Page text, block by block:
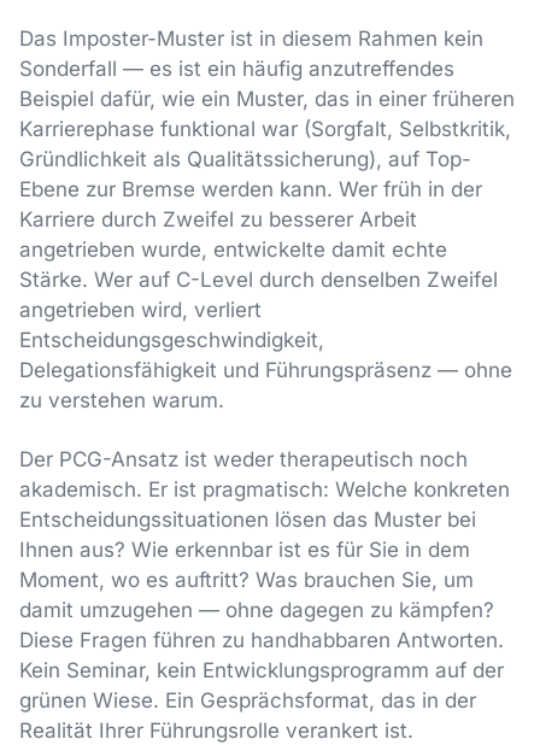
Das Imposter-Muster ist in diesem Rahmen kein
Sonderfall — es ist ein häufig anzutreffendes
Beispiel dafür, wie ein Muster, das in einer früheren
Karrierephase funktional war (Sorgfalt, Selbstkritik,
Gründlichkeit als Qualitätssicherung), auf Top-
Ebene zur Bremse werden kann. Wer früh in der
Karriere durch Zweifel zu besserer Arbeit
angetrieben wurde, entwickelte damit echte
Stärke. Wer auf C-Level durch denselben Zweifel
angetrieben wird, verliert
Entscheidungsgeschwindigkeit,
Delegationsfähigkeit und Führungspräsenz — ohne
zu verstehen warum.
Der PCG-Ansatz ist weder therapeutisch noch
akademisch. Er ist pragmatisch: Welche konkreten
Entscheidungssituationen lösen das Muster bei
Ihnen aus? Wie erkennbar ist es für Sie in dem
Moment, wo es auftritt? Was brauchen Sie, um
damit umzugehen — ohne dagegen zu kämpfen?
Diese Fragen führen zu handhabbaren Antworten.
Kein Seminar, kein Entwicklungsprogramm auf der
grünen Wiese. Ein Gesprächsformat, das in der
Realität Ihrer Führungsrolle verankert ist.